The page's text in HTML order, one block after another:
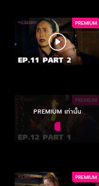
PREMIUM
PREMIUM
PREMIUM เท่านั้น
PREMIUM